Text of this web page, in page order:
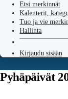
Etsi merkinnät
Kalenterit,
Tuo ja vie
Hallinta
Kirjaudu sisään
Pyhäpäivät